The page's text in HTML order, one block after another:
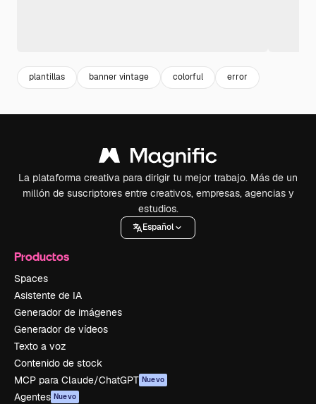
plantillas banner vintage colorful error
La plataforma creativa para dirigir tu mejor trabajo. Más de un
millón de suscriptores entre creativos, empresas, agencias y
estudios.
Español
Productos
Spaces
Asistente de IA
Generador de imágenes
Generador de vídeos
Texto a voz
Contenido de stock
MCP para Claude/ChatGPT Nuevo
Agentes Nuevo